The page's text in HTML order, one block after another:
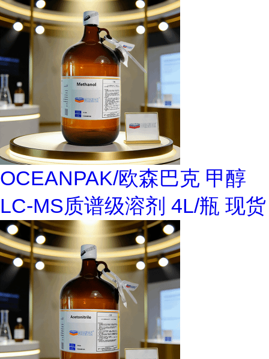
OCEANPAK/欧森巴克 甲醇
LC-MS质谱级溶剂 4L/瓶 现货